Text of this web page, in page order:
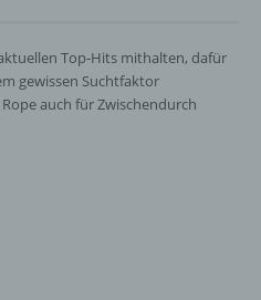
Top-Hits mithalten, dafür
gewissen Suchtfaktor
auch für Zwischendurch